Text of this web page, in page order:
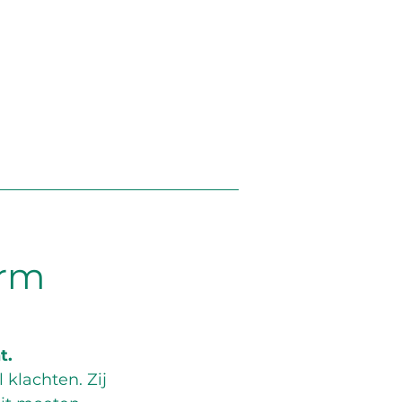
klachten. Zij